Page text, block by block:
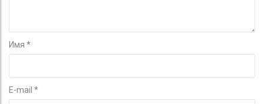
Имя *
E-mail *